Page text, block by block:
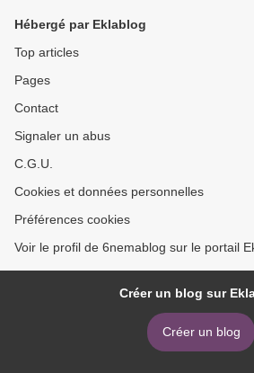
Hébergé par Eklablog
Top articles
Pages
Contact
Signaler un abus
C.G.U.
Cookies et données personnelles
Préférences cookies
Voir le profil de 6nemablog sur le portail
Créer un blog sur
Créer un blog